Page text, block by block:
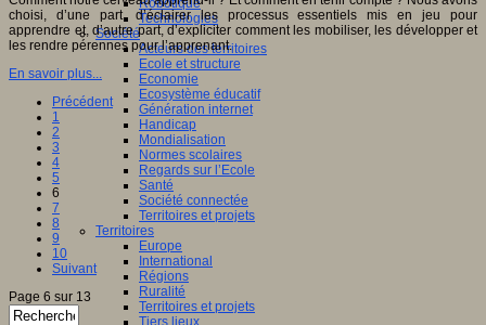
Robotique
Technologies
Société
Acteurs des territoires
Ecole et structure
Economie
Ecosystème éducatif
Génération internet
Handicap
Mondialisation
Normes scolaires
Regards sur l’Ecole
Santé
Société connectée
Territoires et projets
Territoires
Europe
International
Régions
Ruralité
Territoires et projets
Tiers lieux
choisi, d’une part, d’éclairer les processus essentiels mis en jeu pour
apprendre et, d’autre part, d’expliciter comment les mobiliser, les développer et
les rendre pérennes pour l’apprenant.
En savoir plus...
Précédent
1
2
3
4
5
6
7
8
9
10
Suivant
Page 6 sur 13